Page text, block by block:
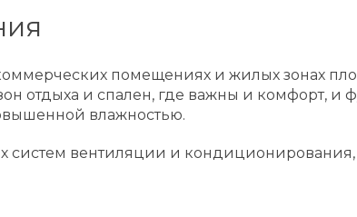
помещениях и жилых зонах
отдыха и спален, где важны и комфорт,
влажностью.
систем вентиляции и